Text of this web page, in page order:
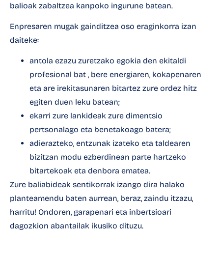
balioak zabaltzea kanpoko ingurune batean.
Enpresaren mugak gainditzea oso eraginkorra izan
daiteke:
antola ezazu zuretzako egokia den ekitaldi
profesional bat , bere energiaren, kokapenaren
eta are irekitasunaren bitartez zure ordez hitz
egiten duen leku batean;
ekarri zure lankideak zure dimentsio
pertsonalago eta benetakoago batera;
adierazteko, entzunak izateko eta taldearen
bizitzan modu ezberdinean parte hartzeko
bitartekoak eta denbora ematea.
Zure baliabideak sentikorrak izango dira halako
planteamendu baten aurrean, beraz, zaindu itzazu,
harritu! Ondoren, garapenari eta inbertsioari
dagozkion abantailak ikusiko dituzu.